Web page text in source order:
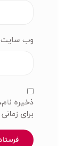
وب‌ سایت
ذخیره
برای